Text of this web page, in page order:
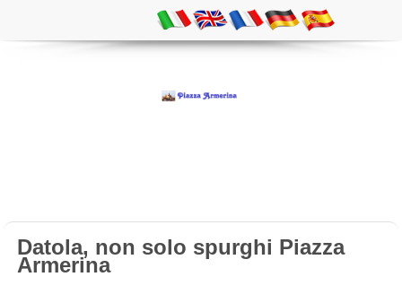
Datola, non solo spurghi Piazza
Armerina